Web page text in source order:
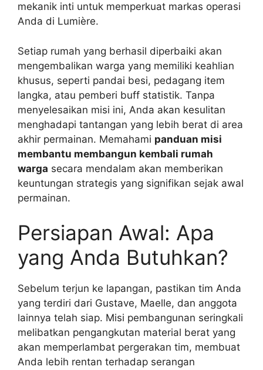
mekanik inti untuk memperkuat markas operasi
Anda di Lumière.
Setiap rumah yang berhasil diperbaiki akan
mengembalikan warga yang memiliki keahlian
khusus, seperti pandai besi, pedagang item
langka, atau pemberi buff statistik. Tanpa
menyelesaikan misi ini, Anda akan kesulitan
menghadapi tantangan yang lebih berat di area
akhir permainan. Memahami panduan misi
membantu membangun kembali rumah
warga secara mendalam akan memberikan
keuntungan strategis yang signifikan sejak awal
permainan.
Persiapan Awal: Apa
yang Anda Butuhkan?
Sebelum terjun ke lapangan, pastikan tim Anda
yang terdiri dari Gustave, Maelle, dan anggota
lainnya telah siap. Misi pembangunan seringkali
melibatkan pengangkutan material berat yang
akan memperlambat pergerakan tim, membuat
Anda lebih rentan terhadap serangan